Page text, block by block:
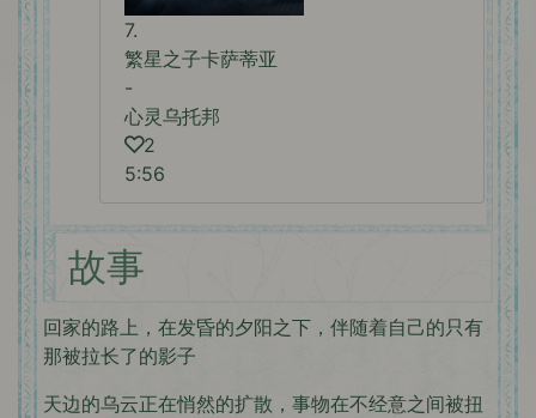
7.
繁星之子卡萨蒂亚
-
心灵乌托邦
2
5:56
故事
回家的路上，在发昏的夕阳之下，伴随着自己的只有
那被拉长了的影子
天边的乌云正在悄然的扩散，事物在不经意之间被扭